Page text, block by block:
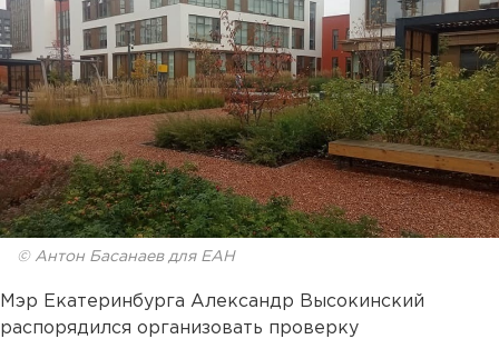
© Антон Басанаев для ЕАН
Мэр Екатеринбурга Александр Высокинский
распорядился организовать проверку